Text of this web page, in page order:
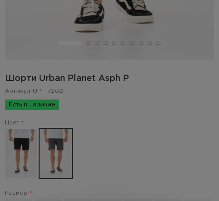
Шорти Urban Planet Asph P
Артикул UP - 7202
Есть в наличие
Цвет
Размер